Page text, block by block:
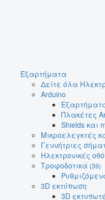
Εξαρτήματα
Δείτε όλα
Arduino
Πλακέτες
Shields και
Μικροελεγκτές
Γεννήτριες
Ηλεκτρονικές
Τροφοδοτικά (39)
3D εκτύπωση
3D